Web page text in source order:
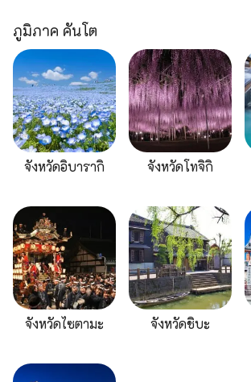
ภูมิภาค คันโต
จังหวัดอิบารากิ จังหวัดโทจิกิ
จังหวัดไซตามะ จังหวัดชิบะ